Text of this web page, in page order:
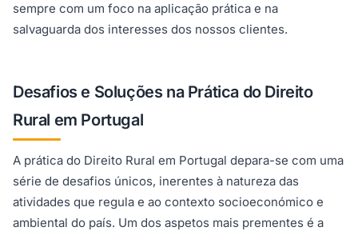
sempre com um foco na aplicação prática e na
salvaguarda dos interesses dos nossos clientes.
Desafios e Soluções na Prática do Direito
Rural em Portugal
A prática do Direito Rural em Portugal depara-se com uma
série de desafios únicos, inerentes à natureza das
atividades que regula e ao contexto socioeconómico e
ambiental do país. Um dos aspetos mais prementes é a